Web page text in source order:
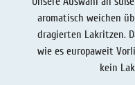
Lakritz - Gutschein
Salmiaklakritz
Süßherbes Lakritz
aromatisch weichen
dragierten Lakritzen.
wie es europaweit
kein